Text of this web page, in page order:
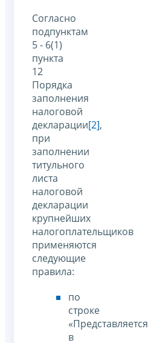
Согласно
подпунктам
5 - 6(1)
пункта
12
Порядка
заполнения
налоговой
декларации[2],
при
заполнении
титульного
листа
налоговой
декларации
крупнейших
налогоплательщиков
применяются
следующие
правила:
по
строке
«Представляется
в